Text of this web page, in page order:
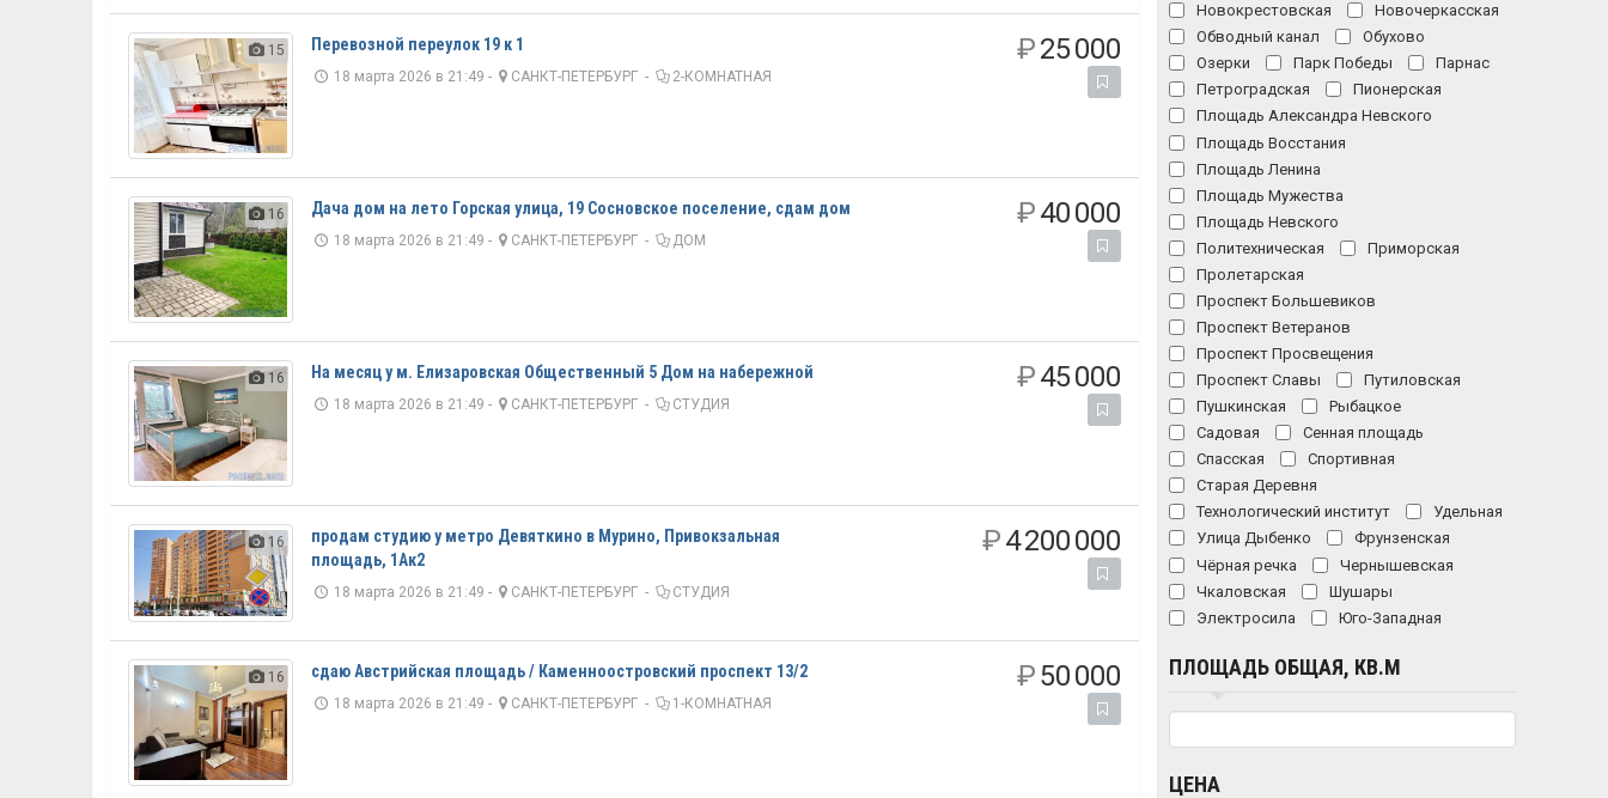
15 Перевозной переулок 19 к 1
18 марта 2026 в 21:49 - САНКТ-ПЕТЕРБУРГ - 2-КОМНАТНАЯ
₽25 000
16 Дача дом на лето Горская улица, 19 Сосновское поселение, сдам дом
18 марта 2026 в 21:49 - САНКТ-ПЕТЕРБУРГ - ДОМ
₽40 000
16 На месяц у м. Елизаровская Общественный 5 Дом на набережной
18 марта 2026 в 21:49 - САНКТ-ПЕТЕРБУРГ - СТУДИЯ
₽45 000
16
продам студию у метро Девяткино в Мурино, Привокзальная
площадь, 1Ак2
18 марта 2026 в 21:49 - САНКТ-ПЕТЕРБУРГ - СТУДИЯ
₽4 200 000
16 сдаю Австрийская площадь / Каменноостровский проспект 13/2
18 марта 2026 в 21:49 - САНКТ-ПЕТЕРБУРГ - 1-КОМНАТНАЯ
₽50 000
Новокрестовская
Новочеркасская
Обводный канал
Обухово
Озерки
Парк Победы
Парнас
Петроградская
Пионерская
Площадь Александра Невского
Площадь Восстания
Площадь Ленина
Площадь Мужества
Площадь Невского
Политехническая
Приморская
Пролетарская
Проспект Большевиков
Проспект Ветеранов
Проспект Просвещения
Проспект Славы
Путиловская
Пушкинская
Рыбацкое
Садовая
Сенная площадь
Спасская
Спортивная
Старая Деревня
Технологический институт
Удельная
Улица Дыбенко
Фрунзенская
Чёрная речка
Чернышевская
Чкаловская
Шушары
Электросила
Юго-Западная
ПЛОЩАДЬ ОБЩАЯ, КВ.М
ЦЕНА